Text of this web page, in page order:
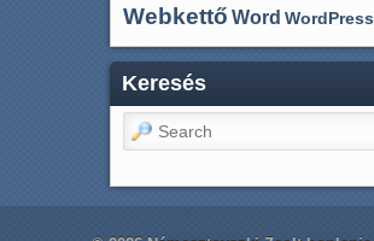
Webkettő Word WordPress
Keresés
Search